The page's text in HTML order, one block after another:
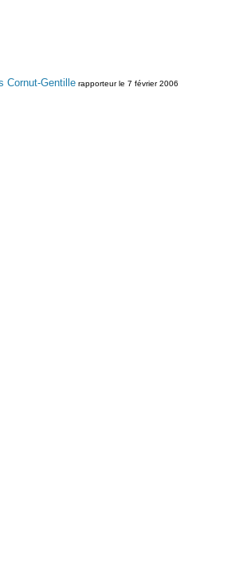
Cornut-Gentillerapporteur le 7 février 2006